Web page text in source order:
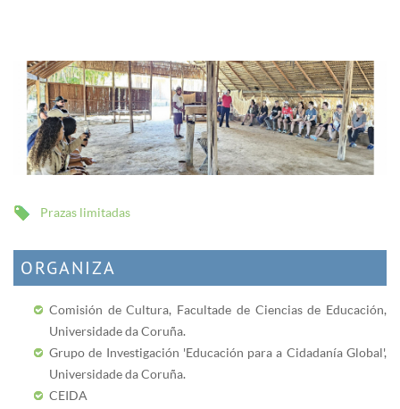
Prazas limitadas
ORGANIZA
Comisión de Cultura, Facultade de Ciencias de Educación,
Universidade da Coruña.
Grupo de Investigación 'Educación para a Cidadanía Global',
Universidade da Coruña.
CEIDA